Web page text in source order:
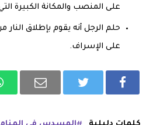
على المنصب والمكانة الكبيرة
حلم الرجل أنه يقوم بإطلاق
على الإسراف.